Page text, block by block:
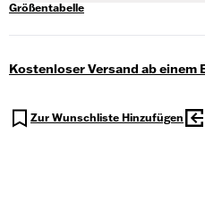
Größentabelle
Kostenloser Versand ab einem
Zur Wunschliste Hinzufügen